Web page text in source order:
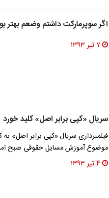
اگر سوپرمارکت داشتم وضعم بهتر
۷ تیر ۱۳۹۳
سریال «کپی برابر اصل» کلید خورد
فیلمبرداری سریال «کپی برابر اصل» به
موضوع آموزش مسایل حقوقی صبح
۴ تیر ۱۳۹۳